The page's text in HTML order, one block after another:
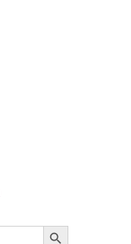
Search Button